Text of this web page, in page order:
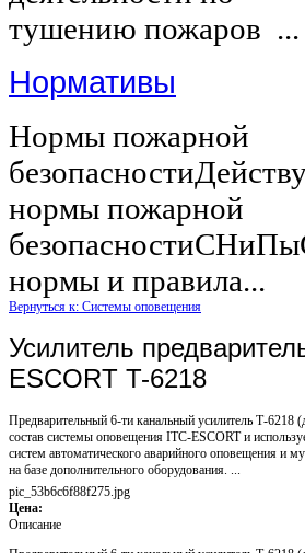
тушению пожаров ...
Нормативы
Нормы пожарной
нормы пожарной
нормы и правила...
Вернуться к: Системы оповещения
Усилитель
ESCORT T-6218
Предварительный 6-ти канальный усилитель Т-6218
состав системы оповещения ITC-ESCORT и
систем автоматического аварийного оповещения и
на базе дополнительного оборудования. ...
pic_53b6c6f88f275.jpg
Цена:
Описание